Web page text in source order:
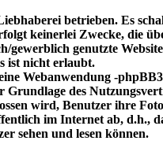
betrieben. Es
keinerlei Zwecke, die
gewerblich genutzte
ist nicht erlaubt.
Webanwendung -
des
wird, Benutzer ihre
im Internet ab, d.h.,
sehen und lesen können.